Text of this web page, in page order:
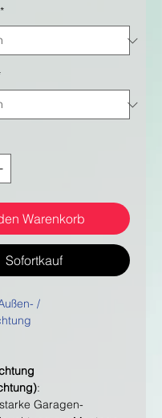
*
Warenkorb
Sofortkauf
/
:
Garagen-